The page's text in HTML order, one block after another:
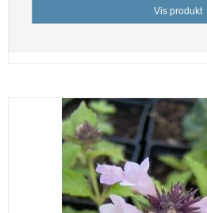
Vis produkt